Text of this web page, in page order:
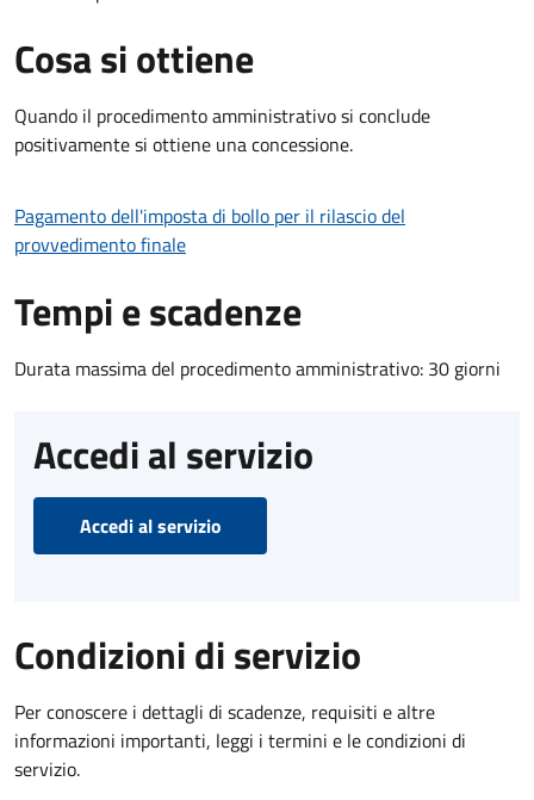
Cosa si ottiene
Quando il procedimento amministrativo si conclude
positivamente si ottiene una concessione.
Pagamento dell'imposta di bollo per il rilascio del
provvedimento finale
Tempi e scadenze
Durata massima del procedimento amministrativo: 30 giorni
Accedi al servizio
Accedi al servizio
Condizioni di servizio
Per conoscere i dettagli di scadenze, requisiti e altre
informazioni importanti, leggi i termini e le condizioni di
servizio.